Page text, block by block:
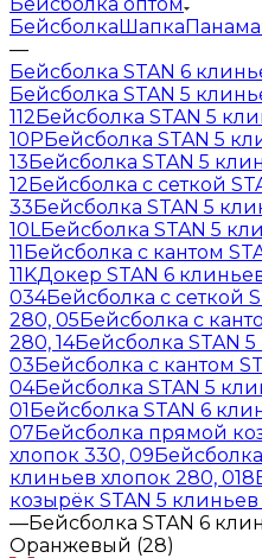
БейсболкаШапкаПанама
—
Бейсболка STAN 6
Бейсболка STAN 5
112Бейсболка STAN 5
10PБейсболка STAN 5
13Бейсболка STAN 5
12Бейсболка с сеткой
33Бейсболка STAN 5
10L Бейсболка STAN 5
11Бейсболка с кантом
11KДокер STAN 6
034Бейсболка с сеткой
280, 05Бейсболка с
280, 14Бейсболка STAN
03Бейсболка с кантом
04Бейсболка STAN 5
01Бейсболка STAN 6
07Бейсболка прямой
хлопок 330, 09
клиньев хлопок 280, 018
козырёк STAN 5
—Бейсболка STAN 6
Оранжевый (28)